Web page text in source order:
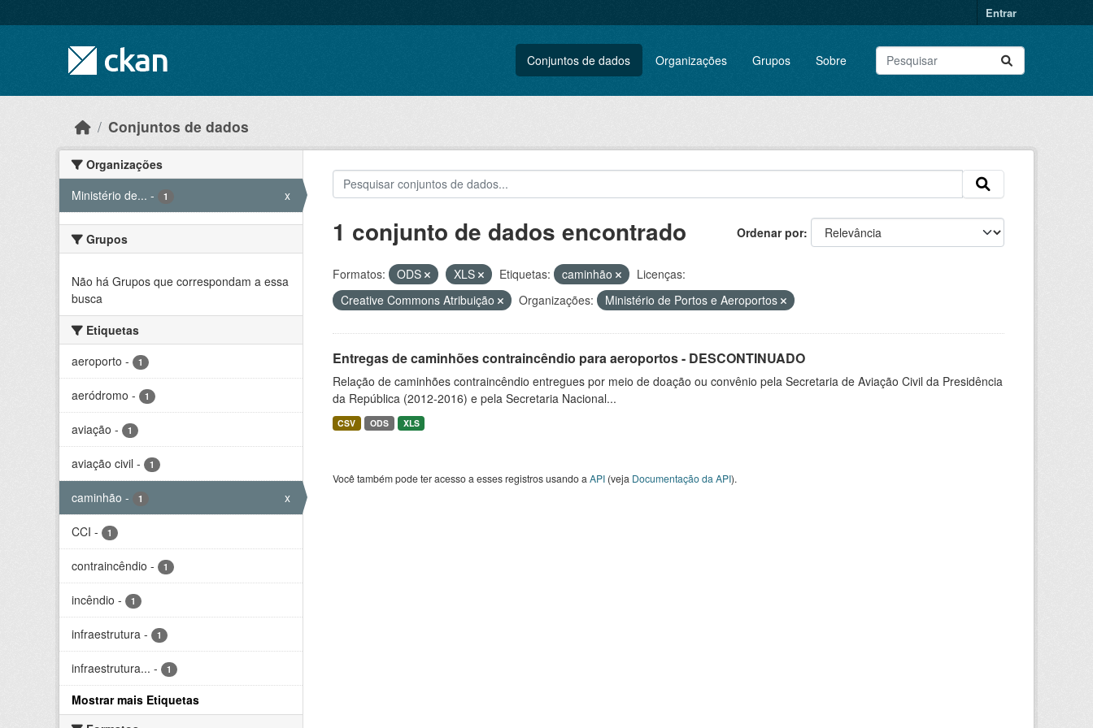
Entrar
Conjuntos de dados Organizações Grupos Sobre
Conjuntos de dados
Organizações
Ministério de... - 1 x
Grupos
Não há Grupos que correspondam a essa
busca
Etiquetas
aeroporto - 1
aeródromo - 1
aviação - 1
aviação civil - 1
caminhão - 1 x
CCI - 1
contraincêndio - 1
incêndio - 1
infraestrutura - 1
infraestrutura... - 1
Mostrar mais Etiquetas
Ordenar por
1 conjunto de dados encontrado
Formatos: ODS XLS Etiquetas: caminhão
Licenças:
Creative Commons Atribuição
Organizações: Ministério de Portos e Aeroportos
Entregas de caminhões contraincêndio para aeroportos - DESCONTINUADO
Relação de caminhões contraincêndio entregues por meio de doação ou convênio pela Secretaria de Aviação Civil da Presidência
da República (2012-2016) e pela Secretaria Nacional...
CSV ODS XLS
Você também pode ter acesso a esses registros usando a API(veja Documentação da API).